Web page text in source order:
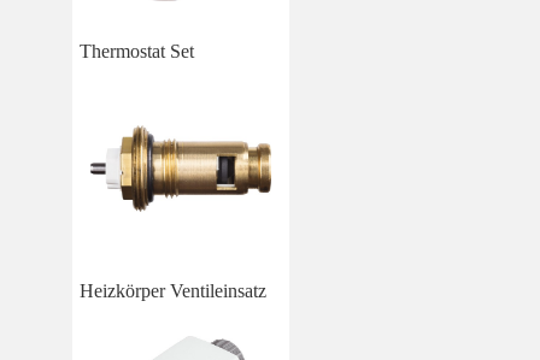
Thermostat Set
Heizkörper Ventileinsatz